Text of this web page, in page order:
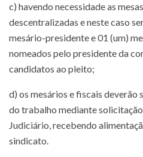
c) havendo necessidade as
descentralizadas e neste caso
mesário-presidente e 01 (um)
nomeados pelo presidente da
candidatos ao pleito;
d) os mesários e fiscais deverão
do trabalho mediante
Judiciário, recebendo
sindicato.